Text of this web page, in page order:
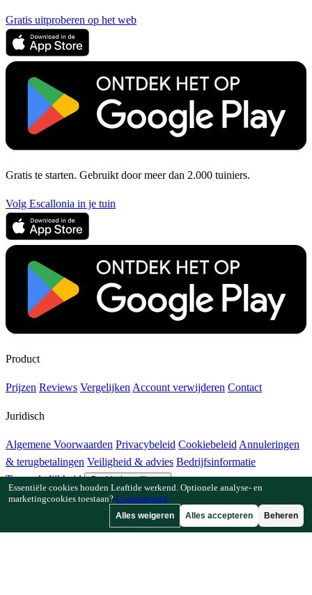
Gratis uitproberen op het web
Gratis te starten. Gebruikt door meer dan 2.000 tuiniers.
Volg Escallonia in je tuin
Product
Prijzen Reviews Vergelijken Account verwijderen Contact
Juridisch
Algemene Voorwaarden Privacybeleid Cookiebeleid Annuleringen
& terugbetalingen Veiligheid & advies Bedrijfsinformatie
Toegankelijkheid
Cookie-instellingen
Hoe Leaftide werkt Tuinplanner-gids Plantenbibliotheek Tuingalerij
Essentiële cookies houden Leaftide werkend. Optionele analyse- en
marketingcookies toestaan? Cookiebeleid
Alles weigeren Alles accepteren Beheren